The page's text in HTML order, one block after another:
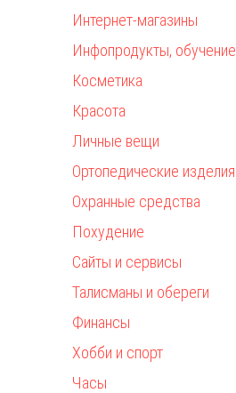
Интернет-магазины
Инфопродукты, обучение
Косметика
Красота
Личные вещи
Ортопедические изделия
Охранные средства
Похудение
Сайты и сервисы
Талисманы и обереги
Финансы
Хобби и спорт
Часы